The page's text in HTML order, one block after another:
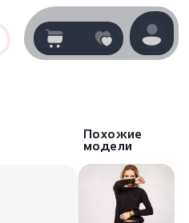
Похожие
модели